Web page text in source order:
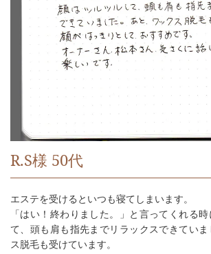
R.S様 50代
エステを受けるといつも寝てしまいます。
「はい！終わりました。」と言ってくれる
て、頭も肩も指先までリラックスできてい
ス脱毛も受けています。